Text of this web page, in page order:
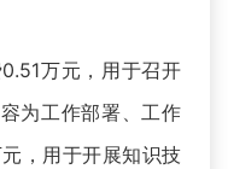
万元，用于召开
为工作部署、工作
，用于开展知识技